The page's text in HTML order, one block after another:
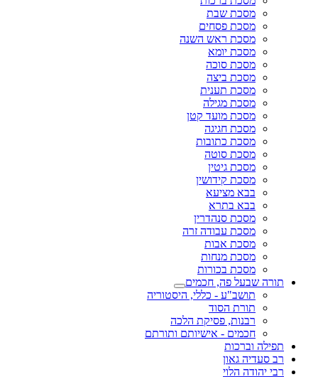
מסכת שבת
מסכת פסחים
מסכת ראש השנה
מסכת יומא
מסכת סוכה
מסכת ביצה
מסכת תענית
מסכת מגילה
מסכת מועד קטן
מסכת חגיגה
מסכת כתובות
מסכת סוטה
מסכת גיטין
מסכת קידושין
בבא מציעא
בבא בתרא
מסכת סנהדרין
מסכת עבודה זרה
מסכת אבות
מסכת מנחות
מסכת בכורות
תורה שבעל פה, חכמים
תושב"ע - כללי, היסטוריה
תורת הסוד
רבנות, פסיקת הלכה
חכמים - אישיותם ותורתם
תפילה וברכות
רב סעדיה גאון
רבי יהודה הלוי